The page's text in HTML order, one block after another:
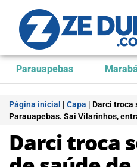
Parauapebas Marabá
Página inicial | Capa | Darci troca
Parauapebas. Sai Vilarinhos,
Darci troca